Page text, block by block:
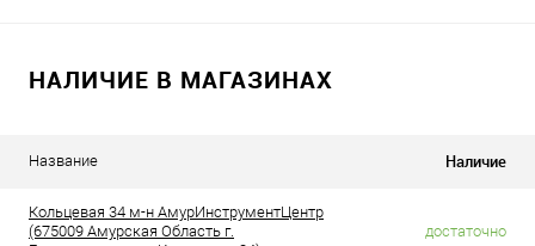
НАЛИЧИЕ В МАГАЗИНАХ
Название Наличие
Кольцевая 34 м-н АмурИнструментЦентр
(675009 Амурская Область г.
достаточно